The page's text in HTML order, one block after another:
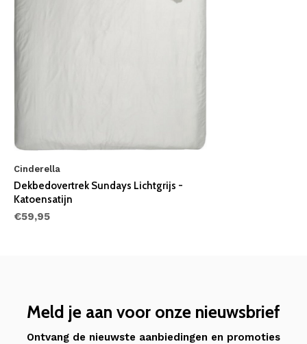
Cinderella
Dekbedovertrek Sundays Lichtgrijs -
Katoensatijn
€59,95
Meld je aan voor onze nieuwsbrief
Ontvang de nieuwste aanbiedingen en promoties